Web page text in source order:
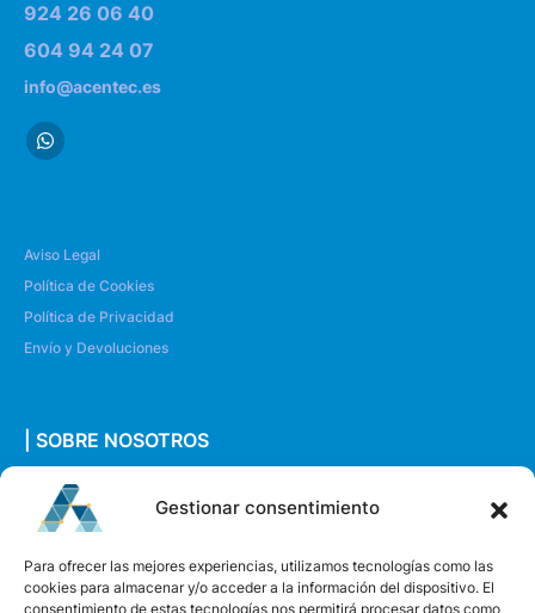
Gestionar consentimiento
Para ofrecer las mejores experiencias, utilizamos tecnologías como las
cookies para almacenar y/o acceder a la información del dispositivo. El
consentimiento de estas tecnologías nos permitirá procesar datos como
924 26 06 40
604 94 24 07
info@acentec.es
Aviso Legal
Política de Cookies
Política de Privacidad
Envío y Devoluciones
| SOBRE NOSOTROS
Quiénes somos
Envíanos un mensaje